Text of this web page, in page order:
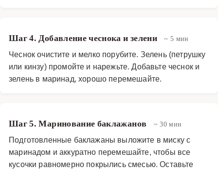
Шаг 4. Добавление чеснока и зелени ~ 5 мин
Чеснок очистите и мелко порубите. Зелень (петрушку
или кинзу) промойте и нарежьте. Добавьте чеснок и
зелень в маринад, хорошо перемешайте.
Шаг 5. Маринование баклажанов ~ 30 мин
Подготовленные баклажаны выложите в миску с
маринадом и аккуратно перемешайте, чтобы все
кусочки равномерно покрылись смесью. Оставьте